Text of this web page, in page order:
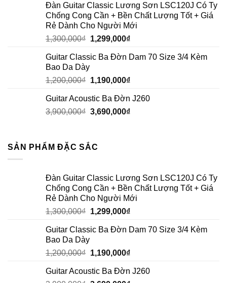
Đàn Guitar Classic Lương Sơn LSC120J Có Ty
Chống Cong Cần + Bền Chất Lượng Tốt + Giá
Rẻ Dành Cho Người Mới
1,300,000₫ 1,299,000₫
Guitar Classic Ba Đờn Dam 70 Size 3/4 Kèm
Bao Da Dày
1,200,000₫ 1,190,000₫
Guitar Acoustic Ba Đờn J260
3,900,000₫ 3,690,000₫
SẢN PHẨM ĐẶC SẮC
Đàn Guitar Classic Lương Sơn LSC120J Có Ty
Chống Cong Cần + Bền Chất Lượng Tốt + Giá
Rẻ Dành Cho Người Mới
1,300,000₫ 1,299,000₫
Guitar Classic Ba Đờn Dam 70 Size 3/4 Kèm
Bao Da Dày
1,200,000₫ 1,190,000₫
Guitar Acoustic Ba Đờn J260